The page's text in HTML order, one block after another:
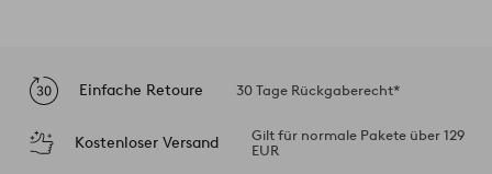
Einfache Retoure 30 Tage Rückgaberecht*
Kostenloser Versand
Gilt für normale Pakete über 129
EUR